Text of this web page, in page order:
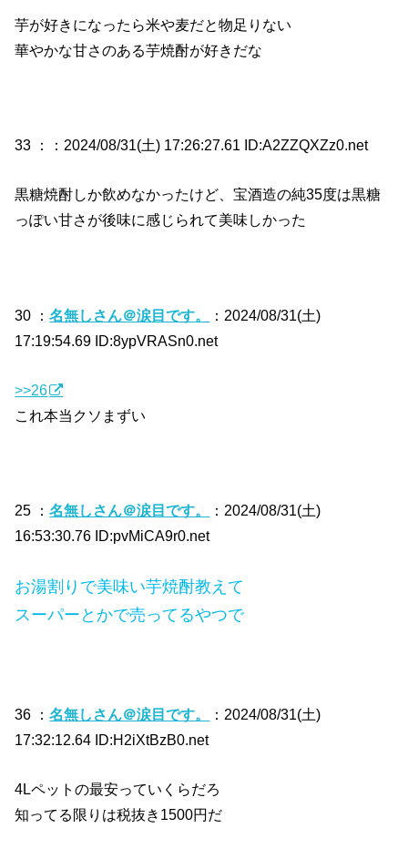
芋が好きになったら米や麦だと物足りない
華やかな甘さのある芋焼酎が好きだな
33 ： ：2024/08/31(土) 17:26:27.61 ID:A2ZZQXZz0.net
黒糖焼酎しか飲めなかったけど、宝酒造の純35度は黒糖
っぽい甘さが後味に感じられて美味しかった
30 ：名無しさん＠涙目です。
：2024/08/31(土)
17:19:54.69 ID:8ypVRASn0.net
>>26
これ本当クソまずい
25 ：名無しさん＠涙目です。
：2024/08/31(土)
16:53:30.76 ID:pvMiCA9r0.net
お湯割りで美味い芋焼酎教えて
スーパーとかで売ってるやつで
36 ：名無しさん＠涙目です。
：2024/08/31(土)
17:32:12.64 ID:H2iXtBzB0.net
4Lペットの最安っていくらだろ
知ってる限りは税抜き1500円だ